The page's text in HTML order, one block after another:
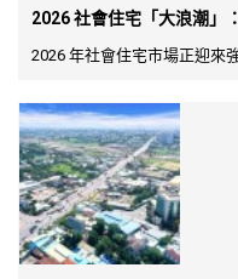
2026 社會住宅「大浪潮」
2026 年社會住宅市場正迎來